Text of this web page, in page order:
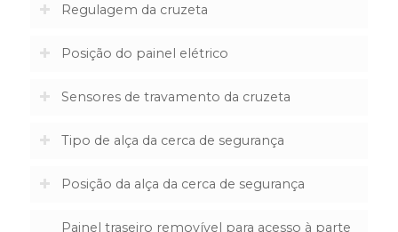
Regulagem da cruzeta
Posição do painel elétrico
Sensores de travamento da cruzeta
Tipo de alça da cerca de segurança
Posição da alça da cerca de segurança
Painel traseiro removível para acesso à parte